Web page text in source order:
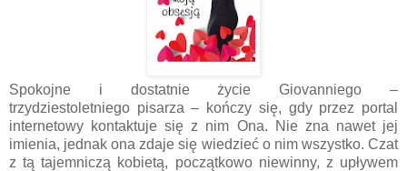
Spokojne i dostatnie życie Giovanniego –
trzydziestoletniego pisarza – kończy się, gdy przez portal
internetowy kontaktuje się z nim Ona. Nie zna nawet jej
imienia, jednak ona zdaje się wiedzieć o nim wszystko. Czat
z tą tajemniczą kobietą, początkowo niewinny, z upływem